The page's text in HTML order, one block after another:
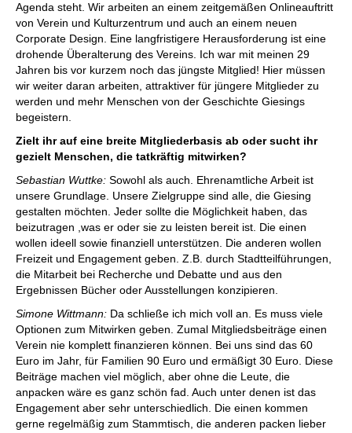
Agenda steht. Wir arbeiten an einem zeit­gemäßen Onlineauftritt
von Verein und Kultur­zentrum und auch an einem neuen
Corporate Design. Eine langfristigere Herausforderung ist eine
drohende Überalterung des Vereins. Ich war mit meinen 29
Jahren bis vor kurzem noch das jüngste Mitglied! Hier müssen
wir weiter daran arbeiten, attraktiver für jüngere Mitglieder zu
werden und mehr Menschen von der Geschichte Giesings
begeistern.
Zielt ihr auf eine breite Mitgliederbasis ab oder sucht ihr
gezielt Menschen, die tatkräftig mitwirken?
Sebastian Wuttke: Sowohl als auch. Ehrenamtliche Arbeit ist
unsere Grundlage. Unsere Zielgruppe sind alle, die Giesing
gestalten möchten. Jeder sollte die Möglichkeit haben, das
beizutragen ,was er oder sie zu leisten bereit ist. Die einen
wollen ideell sowie finanziell unterstützen. Die anderen wollen
Freizeit und Engagement geben. Z.B. durch Stadtteilführungen,
die Mitarbeit bei Recherche und Debatte und aus den
Ergebnissen Bücher oder Ausstellungen konzipieren.
Simone Wittmann: Da schließe ich mich voll an. Es muss viele
Optionen zum Mitwirken geben. Zumal Mitglieds­beiträge einen
Verein nie komplett finanzieren können. Bei uns sind das 60
Euro im Jahr, für Familien 90 Euro und ermäßigt 30 Euro. Diese
Beiträge machen viel möglich, aber ohne die Leute, die
anpacken wäre es ganz schön fad. Auch unter denen ist das
Engagement aber sehr unterschiedlich. Die einen kommen
gerne ­regelmäßig zum Stammtisch, die anderen packen lieber